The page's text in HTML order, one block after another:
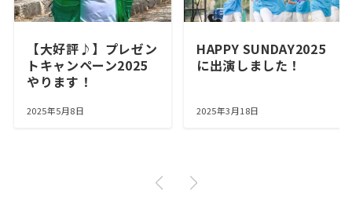
【大好評♪】プレゼン
トキャンペーン2025
やります！
2025年5月8日
HAPPY SUNDAY2025
に出演しました！
2025年3月18日